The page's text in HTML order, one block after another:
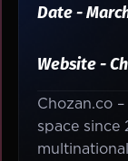
Date -
Website -
Chozan.co
space since